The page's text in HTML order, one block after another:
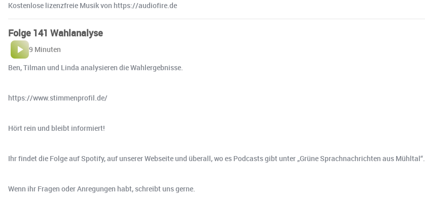
Kostenlose lizenzfreie Musik von https://audiofire.de
Folge 141 Wahlanalyse
9 Minuten
Ben, Tilman und Linda analysieren die Wahlergebnisse.
https://www.stimmenprofil.de/
Hört rein und bleibt informiert!
Ihr findet die Folge auf Spotify, auf unserer Webseite und überall, wo es Podcasts gibt unter „Grüne Sprachnachrichten aus Mühltal“.
Wenn ihr Fragen oder Anregungen habt, schreibt uns gerne.